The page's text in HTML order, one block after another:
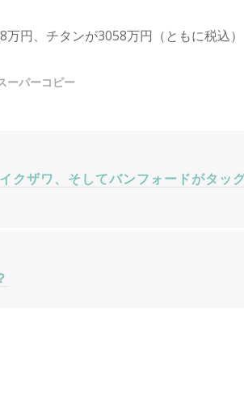
円、チタンが3058万円（ともに税込）
ーパーコピー
クザワ、そしてバンフォードがタッ